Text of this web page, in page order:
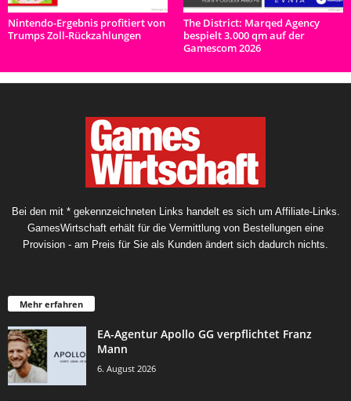
Nintendo-Ergebnis profitiert von
Trumps Zoll-Rückzahlungen
The District: Marqed Agency
bespielt 3.000 qm auf der
Gamescom 2026
Bei den mit * gekennzeichneten Links handelt es sich um Affiliate-Links.
GamesWirtschaft erhält für die Vermittlung von Bestellungen eine
Provision - am Preis für Sie als Kunden ändert sich dadurch nichts.
Mehr erfahren
EA-Agentur Apollo GG verpflichtet Franz
Mann
6. August 2026